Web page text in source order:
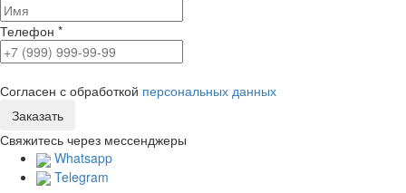
Телефон *
Согласен с обработкой персональных данных
Свяжитесь через мессенджеры
Whatsapp
Telegram